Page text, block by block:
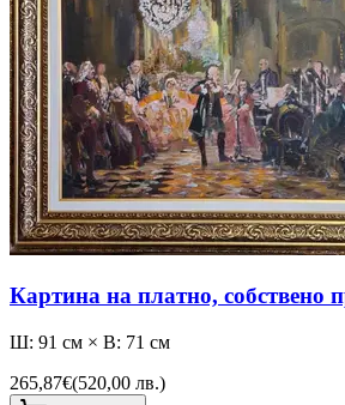
Картина на платно, собствено
Ш: 91 см × В: 71 см
265,87€(520,00 лв.)